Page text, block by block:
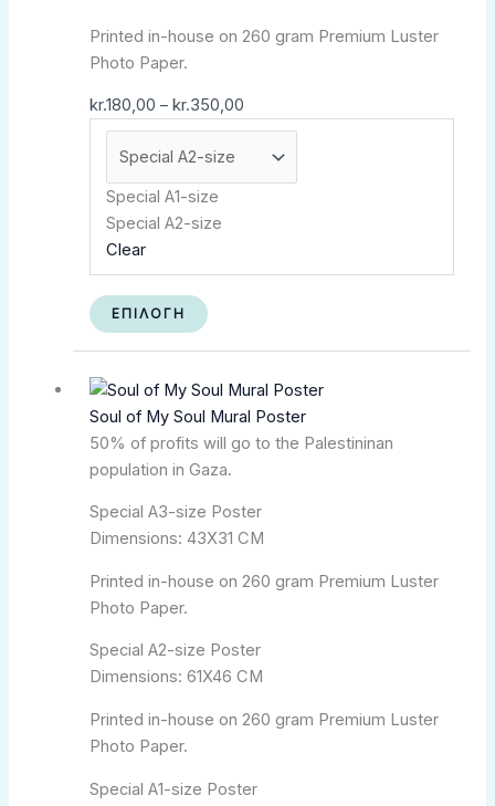
Printed in-house on 260 gram Premium Luster
Photo Paper.
kr.180,00 – kr.350,00
Special A1-size
Special A2-size
Clear
ΕΠΙΛΟΓΉ
σελίδα
προϊόντος
Soul of My Soul Mural Poster
50% of profits will go to the Palestininan
population in Gaza.
Special A3-size Poster
Dimensions: 43X31 CM
Printed in-house on 260 gram Premium Luster
Photo Paper.
Special A2-size Poster
Dimensions: 61X46 CM
Printed in-house on 260 gram Premium Luster
Photo Paper.
Special A1-size Poster
range:
kr.140,00
through
το
προϊόν
έχει
πολλαπλές
Οι
επιλογές
μπορούν
στη
σελίδα
προϊόντος